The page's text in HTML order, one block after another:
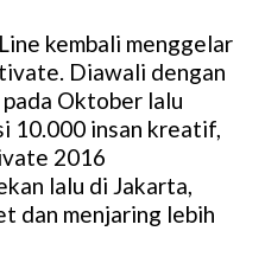
kembali menggelar
Diawali dengan
Oktober lalu
10.000 insan kreatif,
2016
lalu di Jakarta,
dan menjaring lebih